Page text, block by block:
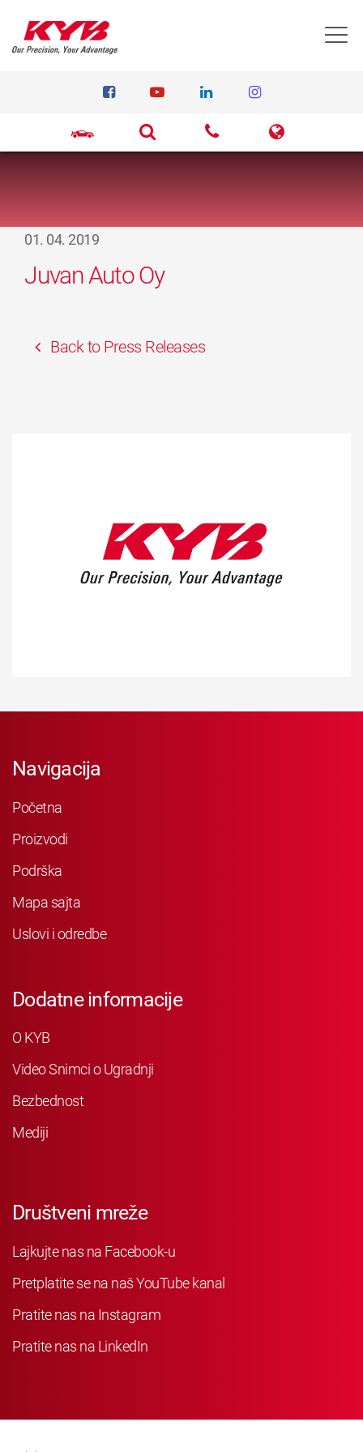
01. 04. 2019
Juvan Auto Oy
Back to Press Releases
Navigacija
Početna
Proizvodi
Podrška
Mapa sajta
Uslovi i odredbe
Dodatne informacije
O KYB
Video Snimci o Ugradnji
Bezbednost
Mediji
Društveni mreže
Lajkujte nas na Facebook-u
Pretplatite se na naš YouTube kanal
Pratite nas na Instagram
Pratite nas na LinkedIn